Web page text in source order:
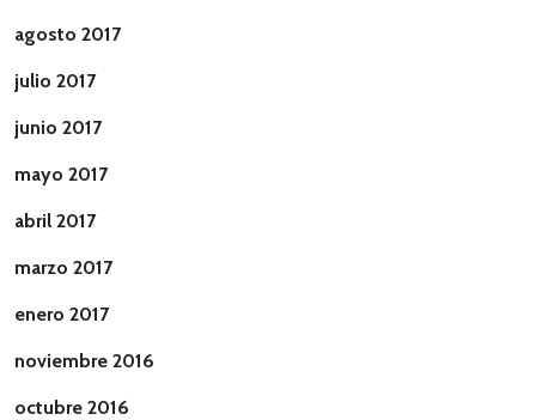
agosto 2017
julio 2017
junio 2017
mayo 2017
abril 2017
marzo 2017
enero 2017
noviembre 2016
octubre 2016